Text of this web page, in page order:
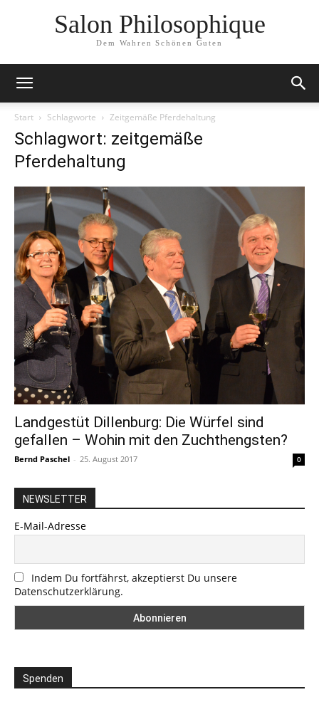
Salon Philosophique
Dem Wahren Schönen Guten
Start Schlagworte Zeitgemäße Pferdehaltung
Schlagwort: zeitgemäße
Pferdehaltung
Landgestüt Dillenburg: Die Würfel sind
gefallen – Wohin mit den Zuchthengsten?
Bernd Paschel - 25. August 2017 0
NEWSLETTER
E-Mail-Adresse
Indem Du fortfährst, akzeptierst Du unsere
Datenschutzerklärung.
Spenden